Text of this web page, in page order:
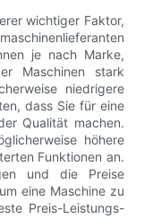
wichtiger Faktor,
je nach Marke,
Maschinen stark
niedrigere
dass Sie für eine
Qualität machen.
höhere
Funktionen an.
und die Preise
eine Maschine zu
Preis-Leistungs-